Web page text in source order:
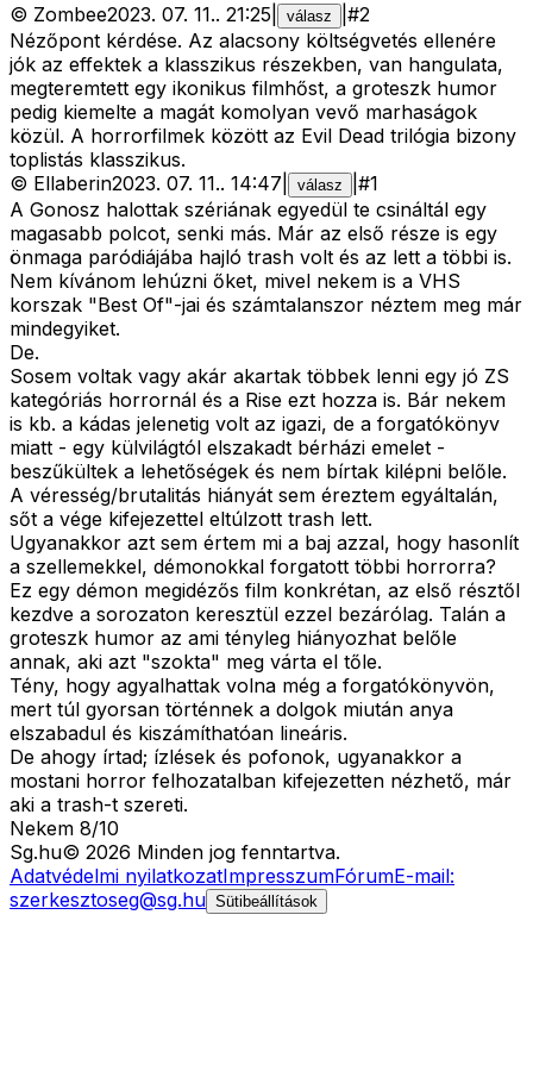
© Zombee2023. 07. 11.. 21:25 válasz #2
Nézőpont kérdése. Az alacsony költségvetés ellenére
jók az effektek a klasszikus részekben, van hangulata,
megteremtett egy ikonikus filmhőst, a groteszk humor
pedig kiemelte a magát komolyan vevő marhaságok
közül. A horrorfilmek között az Evil Dead trilógia bizony
toplistás klasszikus.
© Ellaberin2023. 07. 11.. 14:47 válasz #1
A Gonosz halottak szériának egyedül te csináltál egy
magasabb polcot, senki más. Már az első része is egy
önmaga paródiájába hajló trash volt és az lett a többi is.
Nem kívánom lehúzni őket, mivel nekem is a VHS
korszak "Best Of"-jai és számtalanszor néztem meg már
mindegyiket.
De.
Sosem voltak vagy akár akartak többek lenni egy jó ZS
kategóriás horrornál és a Rise ezt hozza is. Bár nekem
is kb. a kádas jelenetig volt az igazi, de a forgatókönyv
miatt - egy külvilágtól elszakadt bérházi emelet -
beszűkültek a lehetőségek és nem bírtak kilépni belőle.
A véresség/brutalitás hiányát sem éreztem egyáltalán,
sőt a vége kifejezettel eltúlzott trash lett.
Ugyanakkor azt sem értem mi a baj azzal, hogy hasonlít
a szellemekkel, démonokkal forgatott többi horrorra?
Ez egy démon megidézős film konkrétan, az első résztől
kezdve a sorozaton keresztül ezzel bezárólag. Talán a
groteszk humor az ami tényleg hiányozhat belőle
annak, aki azt "szokta" meg várta el tőle.
Tény, hogy agyalhattak volna még a forgatókönyvön,
mert túl gyorsan történnek a dolgok miután anya
elszabadul és kiszámíthatóan lineáris.
De ahogy írtad; ízlések és pofonok, ugyanakkor a
mostani horror felhozatalban kifejezetten nézhető, már
aki a trash-t szereti.
Nekem 8/10
Sg.hu© 2026 Minden jog fenntartva.
Adatvédelmi nyilatkozatImpresszumFórumE-mail:
szerkesztoseg@sg.hu Sütibeállítások